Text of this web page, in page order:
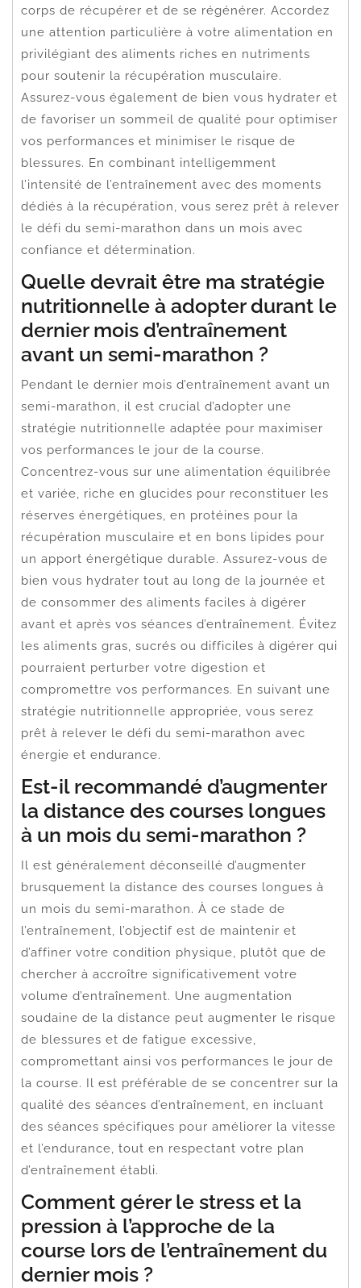
corps de récupérer et de se régénérer. Accordez
une attention particulière à votre alimentation en
privilégiant des aliments riches en nutriments
pour soutenir la récupération musculaire.
Assurez-vous également de bien vous hydrater et
de favoriser un sommeil de qualité pour optimiser
vos performances et minimiser le risque de
blessures. En combinant intelligemment
l’intensité de l’entraînement avec des moments
dédiés à la récupération, vous serez prêt à relever
le défi du semi-marathon dans un mois avec
confiance et détermination.
Quelle devrait être ma stratégie
nutritionnelle à adopter durant le
dernier mois d’entraînement
avant un semi-marathon ?
Pendant le dernier mois d’entraînement avant un
semi-marathon, il est crucial d’adopter une
stratégie nutritionnelle adaptée pour maximiser
vos performances le jour de la course.
Concentrez-vous sur une alimentation équilibrée
et variée, riche en glucides pour reconstituer les
réserves énergétiques, en protéines pour la
récupération musculaire et en bons lipides pour
un apport énergétique durable. Assurez-vous de
bien vous hydrater tout au long de la journée et
de consommer des aliments faciles à digérer
avant et après vos séances d’entraînement. Évitez
les aliments gras, sucrés ou difficiles à digérer qui
pourraient perturber votre digestion et
compromettre vos performances. En suivant une
stratégie nutritionnelle appropriée, vous serez
prêt à relever le défi du semi-marathon avec
énergie et endurance.
Est-il recommandé d’augmenter
la distance des courses longues
à un mois du semi-marathon ?
Il est généralement déconseillé d’augmenter
brusquement la distance des courses longues à
un mois du semi-marathon. À ce stade de
l’entraînement, l’objectif est de maintenir et
d’affiner votre condition physique, plutôt que de
chercher à accroître significativement votre
volume d’entraînement. Une augmentation
soudaine de la distance peut augmenter le risque
de blessures et de fatigue excessive,
compromettant ainsi vos performances le jour de
la course. Il est préférable de se concentrer sur la
qualité des séances d’entraînement, en incluant
des séances spécifiques pour améliorer la vitesse
et l’endurance, tout en respectant votre plan
d’entraînement établi.
Comment gérer le stress et la
pression à l’approche de la
course lors de l’entraînement du
dernier mois ?